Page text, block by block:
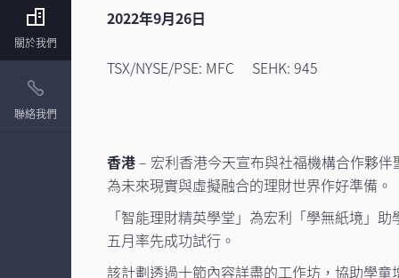
關於我們
聯絡我們
2022年9月26日
TSX/NYSE/PSE: MFC SEHK: 945
香港– 宏利香港今天宣布與社福機構合作夥
為未來現實與虛擬融合的理財世界作好準備。
「智能理財精英學堂」為宏利「學無紙境」
五月率先成功試行。
該計劃透過十節內容詳盡的工作坊，協助學